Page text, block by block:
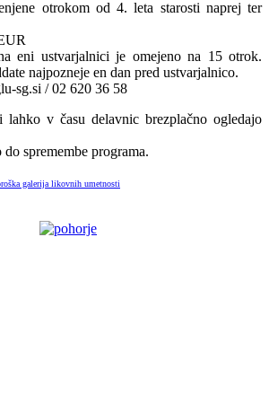
otrokom od 4. leta starosti naprej ter
eni ustvarjalnici je omejeno na 15 otrok.
najpozneje en dan pred ustvarjalnico.
sg.si / 02 620 36 58
lahko v času delavnic brezplačno ogledajo
spremembe programa.
galerija likovnih umetnosti